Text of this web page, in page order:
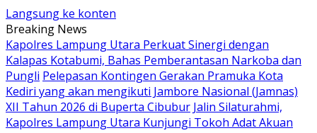
Langsung ke konten
Breaking News
Kapolres Lampung Utara Perkuat Sinergi dengan
Kalapas Kotabumi, Bahas Pemberantasan Narkoba dan
Pungli Pelepasan Kontingen Gerakan Pramuka Kota
Kediri yang akan mengikuti Jambore Nasional (Jamnas)
XII Tahun 2026 di Buperta Cibubur Jalin Silaturahmi,
Kapolres Lampung Utara Kunjungi Tokoh Adat Akuan